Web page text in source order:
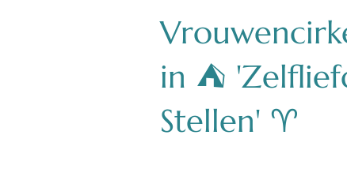
in ⛺️
Stellen' ♈️